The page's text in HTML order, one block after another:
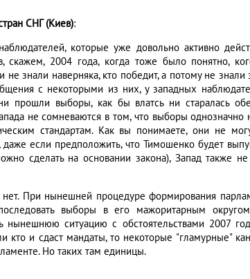
СНГ (Киев):
которые уже довольно активно
2004 года, когда тоже было понятно,
знали наверняка, кто победит, а потому не знали
с некоторыми из них, у западных
прошли выборы, как бы влатсь ни старалась
не сомневаются в том, что выборы однозначно
стандартам. Как вы понимаете, они не
если предположить, что Тимошенко будет
сделать на основании закона), Запад также
При нынешней процедуре формирования
выборы в его мажоритарным
нынешнюю ситуацию с обстоятельствами 2007
и сдаст мандаты, то некоторые "гламурные"
Но таких там единицы.